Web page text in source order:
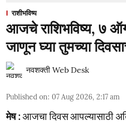
राशीभविष्य
आजचे राशिभविष्य, ७
जाणून घ्या तुमच्या
नवशक्ती Web Desk
Published on: 07 Aug 2026, 2:17 am
मेष :आजचा दिवस आपल्यासाठी